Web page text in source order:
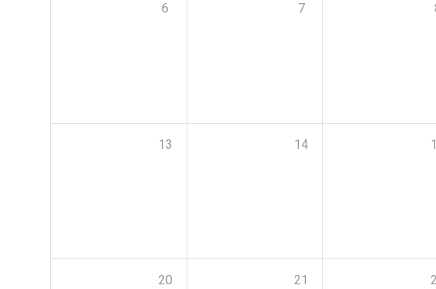
6 7
13 14
20 21